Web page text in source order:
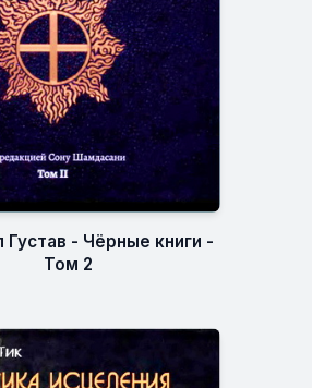
Густав - Чёрные книги -
Том 2